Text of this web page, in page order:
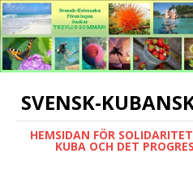
SVENSK-
HEMSIDAN FÖR
KUBA OCH DET